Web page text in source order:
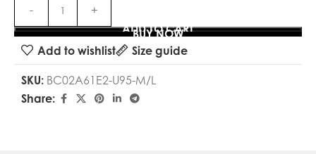
ADD TO CART
BUY NOW
Add to wishlist
Size guide
SKU: BC02A61E2-U95-M/L
Share: